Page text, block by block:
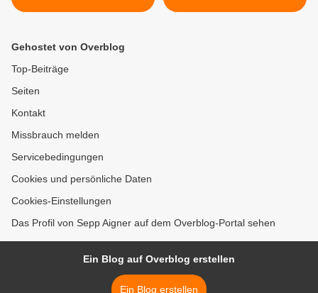
Gehostet von Overblog
Top-Beiträge
Seiten
Kontakt
Missbrauch melden
Servicebedingungen
Cookies und persönliche Daten
Cookies-Einstellungen
Das Profil von Sepp Aigner auf dem Overblog-Portal sehen
Ein Blog auf Overblog erstellen
Ein Blog erstellen